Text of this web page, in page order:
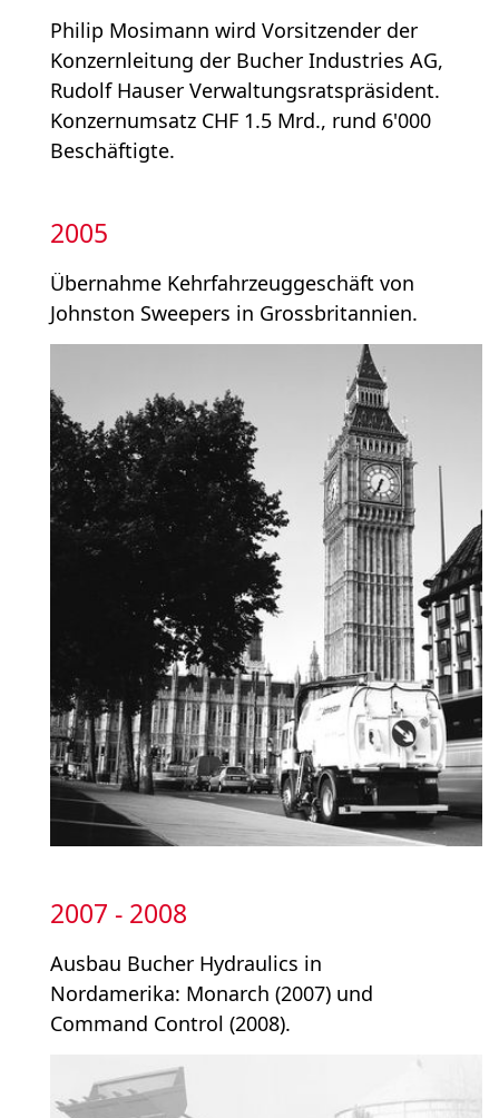
Philip Mosimann wird Vorsitzender der
Konzernleitung der Bucher Industries AG,
Rudolf Hauser Verwaltungsratspräsident.
Konzernumsatz CHF 1.5 Mrd., rund 6'000
Beschäftigte.
2005
Übernahme Kehrfahrzeug­geschäft von
Johnston Sweepers in Grossbritannien.
2007 - 2008
Ausbau Bucher Hydraulics in
Nordamerika: Monarch (2007) und
Command Control (2008).